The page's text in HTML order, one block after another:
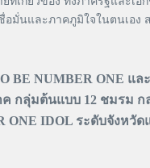
นและภาคภูมิใจในตนเอ
NUMBER ONE แ
กลุ่มต้นแบบ 12 ชมรม
ONE IDOL ระดับจัง